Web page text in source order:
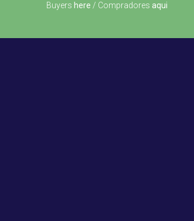
Buyers here / Compradores aqui